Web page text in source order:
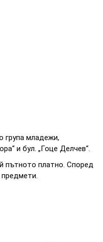
група младежи,
и бул. „Гоце Делчев“.
пътното платно. Според